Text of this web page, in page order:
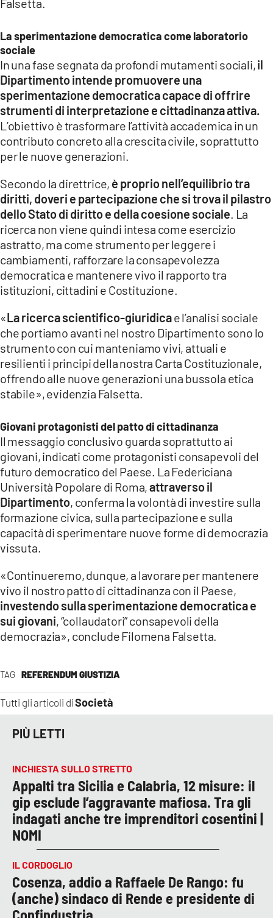
TAG REFERENDUM GIUSTIZIA
Tutti gli articoli diSocietà
La sperimentazione democratica come laboratorio
sociale
In una fase segnata da profondi mutamenti sociali,il
Dipartimento intende promuovere una
sperimentazione democratica capace di offrire
strumenti di interpretazione e cittadinanza attiva.
L’obiettivo è trasformare l’attività accademica in un
contributo concreto alla crescita civile, soprattutto
per le nuove generazioni.
Secondo la direttrice, è proprio nell’equilibrio tra
diritti, doveri e partecipazione che si trova il pilastro
dello Stato di diritto e della coesione sociale . La
ricerca non viene quindi intesa come esercizio
astratto, ma come strumento per leggere i
cambiamenti, rafforzare la consapevolezza
democratica e mantenere vivo il rapporto tra
istituzioni, cittadini e Costituzione.
«La ricerca scientifico-giuridicae l’analisi sociale
che portiamo avanti nel nostro Dipartimento sono lo
strumento con cui manteniamo vivi, attuali e
resilienti i principi della nostra Carta Costituzionale,
offrendo alle nuove generazioni una bussola etica
stabile», evidenzia Falsetta.
Giovani protagonisti del patto di cittadinanza
Il messaggio conclusivo guarda soprattutto ai
giovani, indicati come protagonisti consapevoli del
futuro democratico del Paese. La Federiciana
Università Popolare di Roma,attraverso il
Dipartimento, conferma la volontà di investire sulla
formazione civica, sulla partecipazione e sulla
capacità di sperimentare nuove forme di democrazia
vissuta.
«Continueremo, dunque, a lavorare per mantenere
vivo il nostro patto di cittadinanza con il Paese,
investendo sulla sperimentazione democratica e
sui giovani, “collaudatori” consapevoli della
democrazia», conclude Filomena Falsetta.
PIÙ LETTI
INCHIESTA SULLO STRETTO
Appalti tra Sicilia e Calabria, 12 misure: il
gip esclude l’aggravante mafiosa. Tra gli
indagati anche tre imprenditori cosentini |
NOMI
IL CORDOGLIO
Cosenza, addio a Raffaele De Rango: fu
(anche) sindaco di Rende e presidente di
Confindustria